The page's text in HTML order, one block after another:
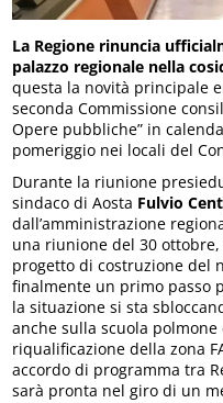
La Regione rinuncia
palazzo regionale nella
questa la novità principale
seconda Commissione
Opere pubbliche” in
pomeriggio nei locali del
Durante la riunione
sindaco di Aosta Fulvio
dall’amministrazione
una riunione del 30
progetto di costruzione del
finalmente un primo passo
la situazione si sta
anche sulla scuola
riqualificazione della zona
accordo di programma tra
sarà pronta nel giro di un